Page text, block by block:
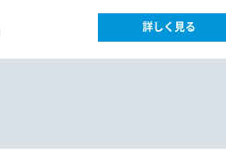
詳しく見る